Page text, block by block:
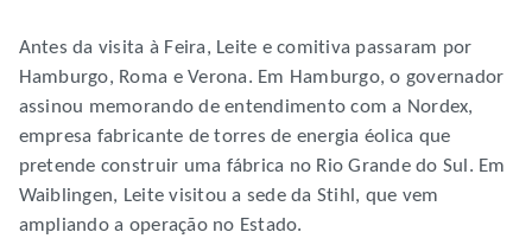
Antes da visita à Feira, Leite e comitiva passaram por
Hamburgo, Roma e Verona. Em Hamburgo, o governador
assinou memorando de entendimento com a Nordex,
empresa fabricante de torres de energia éolica que
pretende construir uma fábrica no Rio Grande do Sul. Em
Waiblingen, Leite visitou a sede da Stihl, que vem
ampliando a operação no Estado.